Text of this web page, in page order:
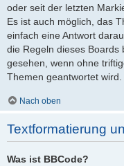
oder seit der letzten
Es ist auch möglich, das
einfach eine Antwort
die Regeln dieses Boards
gesehen, wenn ohne
Themen geantwortet wird.
Nach oben
Textformatierung
Was ist BBCode?